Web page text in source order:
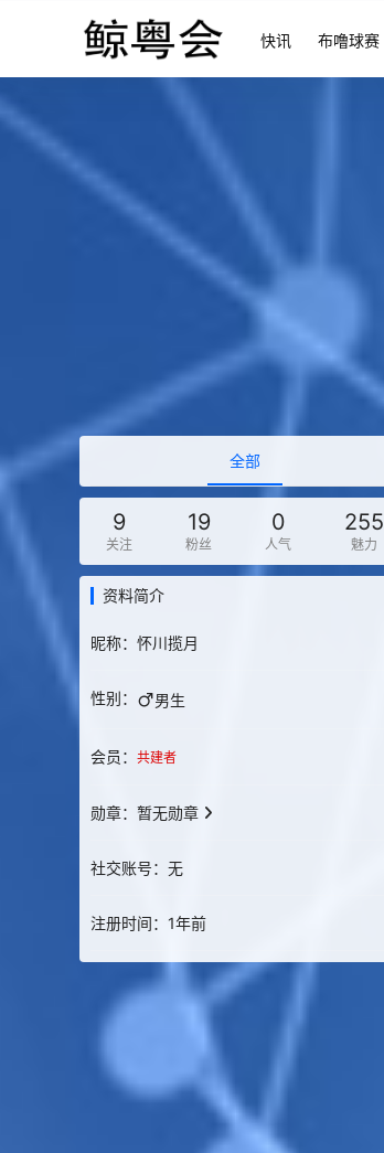
快讯 布噜球赛
全部
9
关注
19
粉丝
0
人气
255
魅力
资料简介
昵称： 怀川揽月
性别： 男生
会员： 共建者
勋章： 暂无勋章
社交账号： 无
注册时间： 1年前